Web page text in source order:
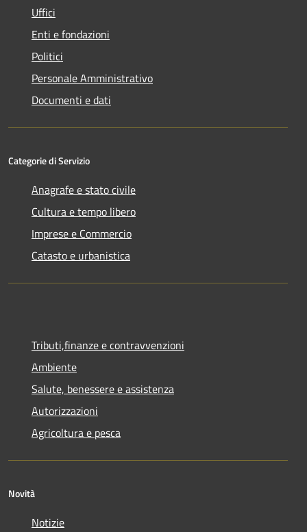
Uffici
Enti e fondazioni
Politici
Personale Amministrativo
Documenti e dati
Categorie di Servizio
Anagrafe e stato civile
Cultura e tempo libero
Imprese e Commercio
Catasto e urbanistica
Tributi,finanze e contravvenzioni
Ambiente
Salute, benessere e assistenza
Autorizzazioni
Agricoltura e pesca
Novità
Notizie